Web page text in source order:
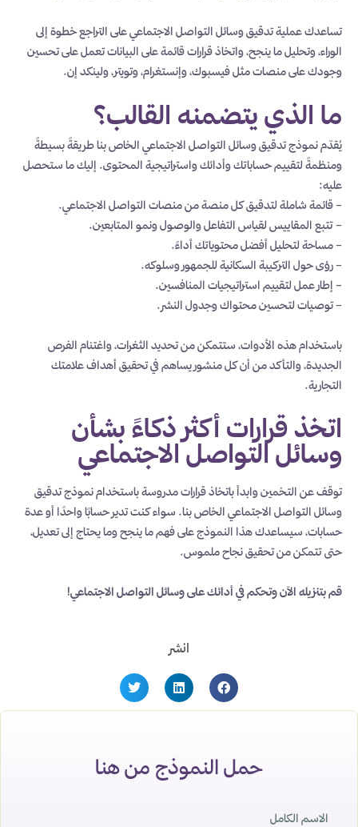
تساعدك عملية تدقيق وسائل التواصل الاجتماعي على التراجع خطوة إلى
الوراء، وتحليل ما ينجح، واتخاذ قرارات قائمة على البيانات تعمل على تحسين
وجودك على منصات مثل فيسبوك، وإنستغرام، وتويتر، ولينكد إن.
ما الذي يتضمنه القالب؟
يُقدّم نموذج تدقيق وسائل التواصل الاجتماعي الخاص بنا طريقةً بسيطةً
ومنظمةً لتقييم حساباتك وأدائك واستراتيجية المحتوى. إليك ما ستحصل
عليه:
– قائمة شاملة لتدقيق كل منصة من منصات التواصل الاجتماعي.
– تتبع المقاييس لقياس التفاعل والوصول ونمو المتابعين.
– مساحة لتحليل أفضل محتوياتك أداءً.
– رؤى حول التركيبة السكانية للجمهور وسلوكه.
– إطار عمل لتقييم استراتيجيات المنافسين.
– توصيات لتحسين محتواك وجدول النشر.
باستخدام هذه الأدوات، ستتمكن من تحديد الثغرات، واغتنام الفرص
الجديدة، والتأكد من أن كل منشور يساهم في تحقيق أهداف علامتك
التجارية.
اتخذ قرارات أكثر ذكاءً بشأن
وسائل التواصل الاجتماعي
توقف عن التخمين وابدأ باتخاذ قرارات مدروسة باستخدام نموذج تدقيق
وسائل التواصل الاجتماعي الخاص بنا. سواء كنت تدير حسابًا واحدًا أو عدة
حسابات، سيساعدك هذا النموذج على فهم ما ينجح وما يحتاج إلى تعديل،
حتى تتمكن من تحقيق نجاح ملموس.
قم بتنزيله الآن وتحكم في أدائك على وسائل التواصل الاجتماعي!
انشر
حمل النموذج من هنا